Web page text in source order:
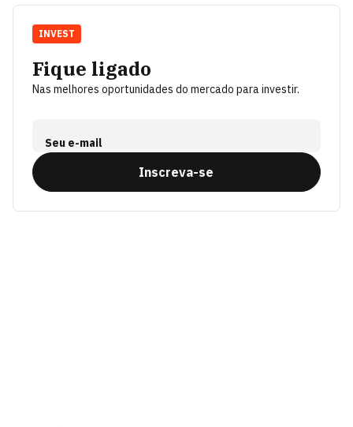
Fique ligado
Nas melhores oportunidades do mercado para investir.
Seu e-mail
Inscreva-se
INVEST